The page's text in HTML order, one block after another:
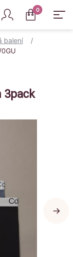
0
balení
/
3pack